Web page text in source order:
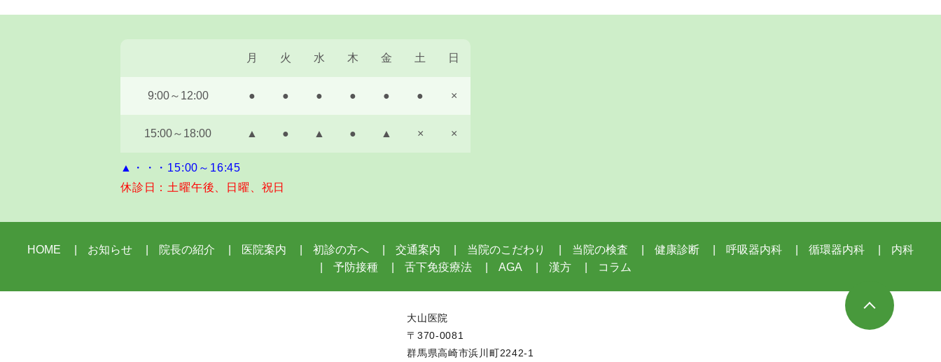
月 火 水 木 金 土 日
9:00～12:00 ● ● ● ● ● ● ×
15:00～18:00 ▲ ● ▲ ● ▲ × ×
▲・・・15:00～16:45
休診日：土曜午後、日曜、祝日
HOME お知らせ 院長の紹介 医院案内 初診の方へ 交通案内 当院のこだわり 当院の検査 健康診断 呼吸器内科 循環器内科
内科
予防接種
舌下免疫療法 AGA 漢方 コラム
大山医院
〒370-0081
群馬県高崎市浜川町2242-1